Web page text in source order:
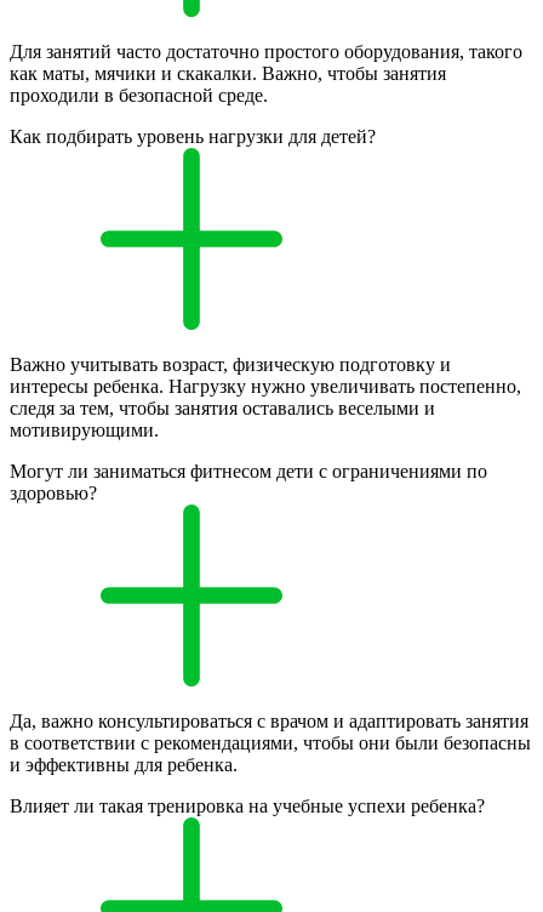
Для занятий часто достаточно простого оборудования, такого
как маты, мячики и скакалки. Важно, чтобы занятия
проходили в безопасной среде.
Как подбирать уровень нагрузки для детей?
Важно учитывать возраст, физическую подготовку и
интересы ребенка. Нагрузку нужно увеличивать постепенно,
следя за тем, чтобы занятия оставались веселыми и
мотивирующими.
Могут ли заниматься фитнесом дети с ограничениями по
здоровью?
Да, важно консультироваться с врачом и адаптировать занятия
в соответствии с рекомендациями, чтобы они были безопасны
и эффективны для ребенка.
Влияет ли такая тренировка на учебные успехи ребенка?